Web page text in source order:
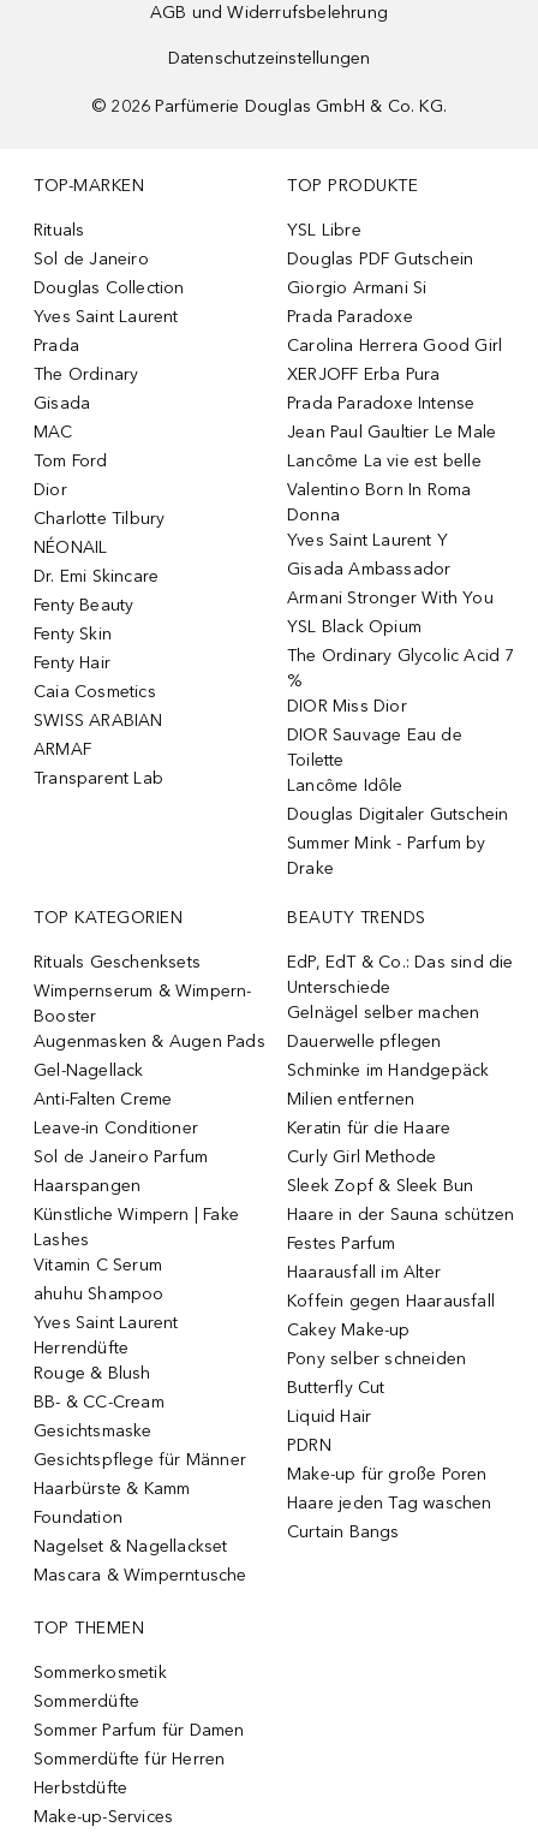
AGB und Widerrufsbelehrung
Datenschutzeinstellungen
© 2026 Parfümerie Douglas GmbH & Co. KG.
TOP-MARKEN
Rituals
Sol de Janeiro
Douglas Collection
Yves Saint Laurent
Prada
The Ordinary
Gisada
MAC
Tom Ford
Dior
Charlotte Tilbury
NÉONAIL
Dr. Emi Skincare
Fenty Beauty
Fenty Skin
Fenty Hair
Caia Cosmetics
SWISS ARABIAN
ARMAF
Transparent Lab
TOP PRODUKTE
YSL Libre
Douglas PDF Gutschein
Giorgio Armani Si
Prada Paradoxe
Carolina Herrera Good Girl
XERJOFF Erba Pura
Prada Paradoxe Intense
Jean Paul Gaultier Le Male
Lancôme La vie est belle
Valentino Born In Roma
Donna
Yves Saint Laurent Y
Gisada Ambassador
Armani Stronger With You
YSL Black Opium
The Ordinary Glycolic Acid 7
%
DIOR Miss Dior
DIOR Sauvage Eau de
Toilette
Lancôme Idôle
Douglas Digitaler Gutschein
Summer Mink - Parfum by
Drake
TOP KATEGORIEN
Rituals Geschenksets
Wimpernserum & Wimpern-
Booster
Augenmasken & Augen Pads
Gel-Nagellack
Anti-Falten Creme
Leave-in Conditioner
Sol de Janeiro Parfum
Haarspangen
Künstliche Wimpern | Fake
Lashes
Vitamin C Serum
ahuhu Shampoo
Yves Saint Laurent
Herrendüfte
Rouge & Blush
BB- & CC-Cream
Gesichtsmaske
Gesichtspflege für Männer
Haarbürste & Kamm
Foundation
Nagelset & Nagellackset
Mascara & Wimperntusche
BEAUTY TRENDS
EdP, EdT & Co.: Das sind die
Unterschiede
Gelnägel selber machen
Dauerwelle pflegen
Schminke im Handgepäck
Milien entfernen
Keratin für die Haare
Curly Girl Methode
Sleek Zopf & Sleek Bun
Haare in der Sauna schützen
Festes Parfum
Haarausfall im Alter
Koffein gegen Haarausfall
Cakey Make-up
Pony selber schneiden
Butterfly Cut
Liquid Hair
PDRN
Make-up für große Poren
Haare jeden Tag waschen
Curtain Bangs
TOP THEMEN
Sommerkosmetik
Sommerdüfte
Sommer Parfum für Damen
Sommerdüfte für Herren
Herbstdüfte
Make-up-Services